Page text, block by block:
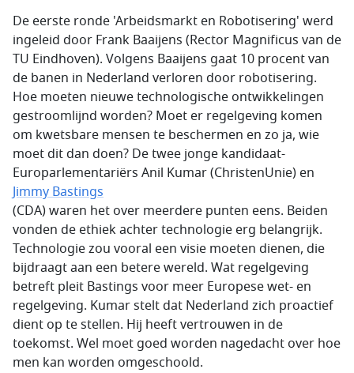
De eerste ronde 'Arbeidsmarkt en Robotisering' werd
ingeleid door Frank Baaijens (Rector Magnificus van de
TU Eindhoven). Volgens Baaijens gaat 10 procent van
de banen in Nederland verloren door robotisering.
Hoe moeten nieuwe technologische ontwikkelingen
gestroomlijnd worden? Moet er regelgeving komen
om kwetsbare mensen te beschermen en zo ja, wie
moet dit dan doen? De twee jonge kandidaat-
Europarlementariërs Anil Kumar (ChristenUnie) en
Jimmy Bastings
(CDA) waren het over meerdere punten eens. Beiden
vonden de ethiek achter technologie erg belangrijk.
Technologie zou vooral een visie moeten dienen, die
bijdraagt aan een betere wereld. Wat regelgeving
betreft pleit Bastings voor meer Europese wet- en
regelgeving. Kumar stelt dat Nederland zich proactief
dient op te stellen. Hij heeft vertrouwen in de
toekomst. Wel moet goed worden nagedacht over hoe
men kan worden omgeschoold.